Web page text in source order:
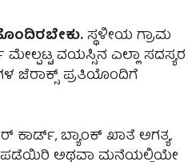
ಸ್ಥಳೀಯ ಗ್ರಾಮ
ವಯಸ್ಸಿನ ಎಲ್ಲಾ ಸದಸ್ಯರ
ಜೆರಾಕ್ಸ್ ಪ್ರತಿಯೊಂದಿಗೆ
ಬ್ಯಾಂಕ್ ಖಾತೆ ಅಗತ್ಯ.
ಪಡೆಯಿರಿ ಅಥವಾ ಮನೆಯಲ್ಲಿಯೇ